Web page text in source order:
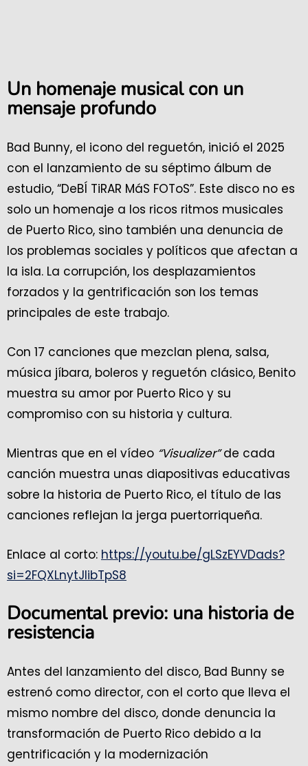
Un homenaje musical con un
mensaje profundo
Bad Bunny, el icono del reguetón, inició el 2025
con el lanzamiento de su séptimo álbum de
estudio, “DeBÍ TiRAR MáS FOToS”. Este disco no es
solo un homenaje a los ricos ritmos musicales
de Puerto Rico, sino también una denuncia de
los problemas sociales y políticos que afectan a
la isla. La corrupción, los desplazamientos
forzados y la gentrificación son los temas
principales de este trabajo.
Con 17 canciones que mezclan plena, salsa,
música jíbara, boleros y reguetón clásico, Benito
muestra su amor por Puerto Rico y su
compromiso con su historia y cultura.
Mientras que en el vídeo “Visualizer”de cada
canción muestra unas diapositivas educativas
sobre la historia de Puerto Rico, el título de las
canciones reflejan la jerga puertorriqueña.
Enlace al corto: https://youtu.be/gLSzEYVDads?
si=2FQXLnytJlibTpS8
Documental previo: una historia de
resistencia
Antes del lanzamiento del disco, Bad Bunny se
estrenó como director, con el corto que lleva el
mismo nombre del disco, donde denuncia la
transformación de Puerto Rico debido a la
gentrificación y la modernización